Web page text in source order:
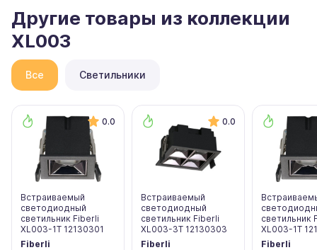
Другие товары из коллекции
XL003
Все Светильники
0.0
Встраиваемый
светодиодный
светильник Fiberli
XL003-1T 12130301
Fiberli
0.0
Встраиваемый
светодиодный
светильник Fiberli
XL003-3T 12130303
Fiberli
светильник
XL003-1T
Fiberli